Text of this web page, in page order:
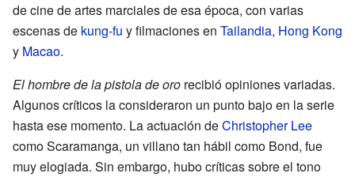
de cine de artes marciales de esa época, con varias
escenas de kung-fu y filmaciones en Tailandia, Hong Kong
y Macao.
El hombre de la pistola de oro recibió opiniones variadas.
Algunos críticos la consideraron un punto bajo en la serie
hasta ese momento. La actuación deChristopher Lee
como Scaramanga, un villano tan hábil como Bond, fue
muy elogiada. Sin embargo, hubo críticas sobre el tono